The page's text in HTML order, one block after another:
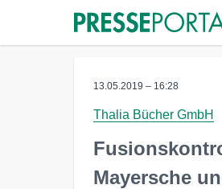
13.05.2019 – 16:28
Thalia Bücher GmbH
Mayersche